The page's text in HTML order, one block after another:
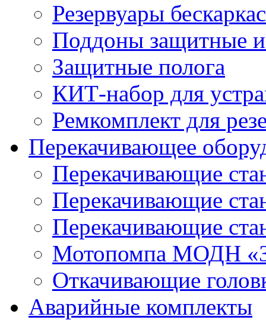
Резервуары
Поддоны защитные
Защитные полога
КИТ-набор для
Ремкомплект для
Перекачивающее
Перекачивающие
Перекачивающие
Перекачивающие
Мотопомпа МОДН
Откачивающие
Аварийные комплекты